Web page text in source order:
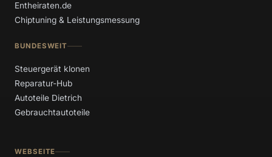
Entheiraten.de
Chiptuning & Leistungsmessung
BUNDESWEIT
Steuergerät klonen
Reparatur-Hub
Autoteile Dietrich
Gebrauchtautoteile
WEBSEITE